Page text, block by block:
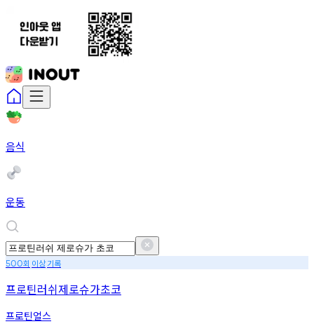
음식
운동
500회 이상기록
프로틴러쉬제로슈가초코
프로틴얼스